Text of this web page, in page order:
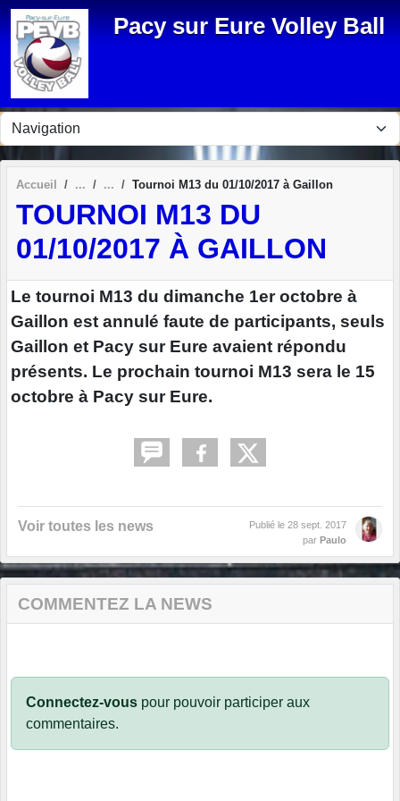
Pacy sur Eure Volley Ball
Accueil Tournoi M13 du 01/10/2017 à Gaillon
TOURNOI M13 DU
01/10/2017 À GAILLON
Le tournoi M13 du dimanche 1er octobre à
Gaillon est annulé faute de participants, seuls
Gaillon et Pacy sur Eure avaient répondu
présents. Le prochain tournoi M13 sera le 15
octobre à Pacy sur Eure.
Voir toutes les news Publié le 28 sept. 2017
par Paulo
COMMENTEZ LA NEWS
Connectez-vous pour pouvoir participer aux
commentaires.
Panneau de gestion des cookies